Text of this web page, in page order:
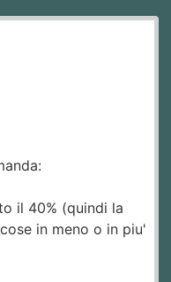
il 40% (quindi la
in meno o in piu'